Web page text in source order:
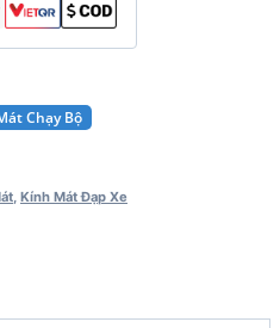
Chạy Bộ
Kính Mát Đạp Xe